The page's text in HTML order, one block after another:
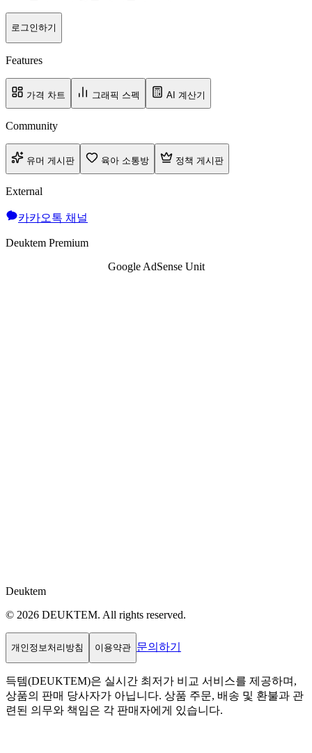
로그인하기
Features
가격 차트 그래픽 스펙 AI 계산기
Community
유머 게시판 육아 소통방 정책 게시판
External
카카오톡 채널
Deuktem Premium
Google AdSense Unit
Deuktem
© 2026 DEUKTEM. All rights reserved.
개인정보처리방침 이용약관 문의하기
득템(DEUKTEM)은 실시간 최저가 비교 서비스를 제공하며,
상품의 판매 당사자가 아닙니다. 상품 주문, 배송 및 환불과 관
련된 의무와 책임은 각 판매자에게 있습니다.